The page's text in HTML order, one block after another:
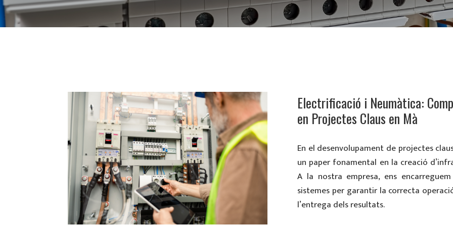
Electrificació i Neumàtica:
en Projectes Claus en Mà
En el desenvolupament de projectes
un paper fonamental en la creació
A la nostra empresa, ens
sistemes per garantir la correcta
l’entrega dels resultats.